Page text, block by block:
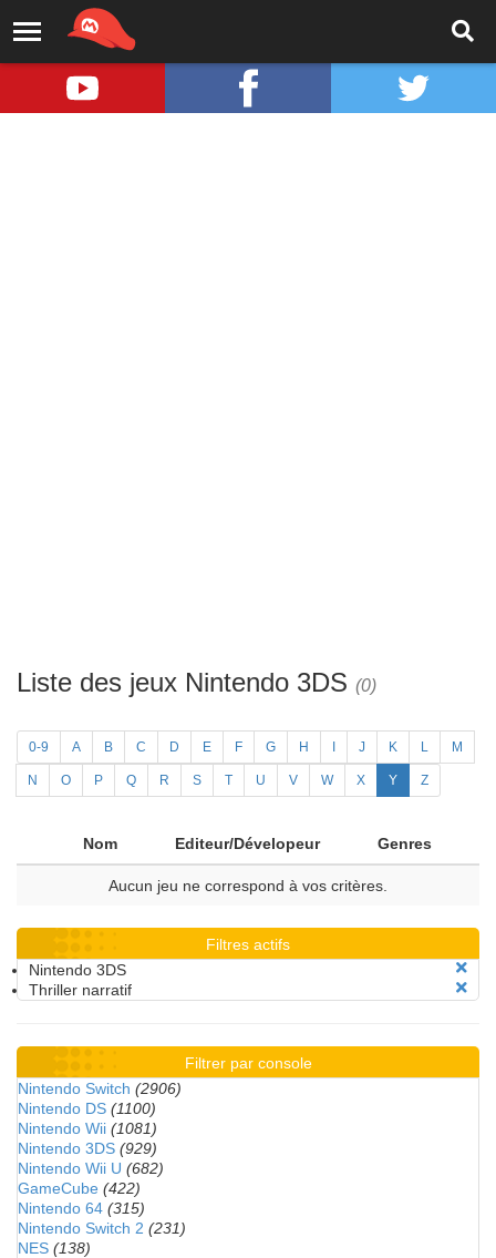
Liste des jeux Nintendo 3DS (0)
0-9 A B C D E F G H J K L M
N O P Q R S T U V W X Y Z
Nom Editeur/Dévelopeur Genres
Aucun jeu ne correspond à vos critères.
Filtres actifs
Nintendo 3DS
Thriller narratif
Filtrer par console
Nintendo Switch (2906)
Nintendo DS (1100)
Nintendo Wii (1081)
Nintendo 3DS (929)
Nintendo Wii U (682)
GameCube (422)
Nintendo 64 (315)
Nintendo Switch 2 (231)
NES (138)